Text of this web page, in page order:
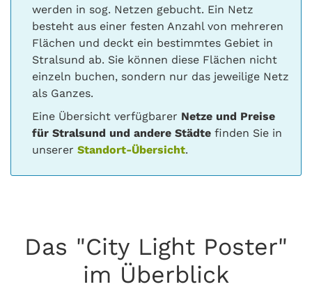
werden in sog. Netzen gebucht. Ein Netz
besteht aus einer festen Anzahl von mehreren
Flächen und deckt ein bestimmtes Gebiet in
Stralsund ab. Sie können diese Flächen nicht
einzeln buchen, sondern nur das jeweilige Netz
als Ganzes.
Eine Übersicht verfügbarer Netze und Preise
für Stralsund und andere Städte finden Sie in
unsererStandort-Übersicht.
Das "City Light Poster"
im Überblick